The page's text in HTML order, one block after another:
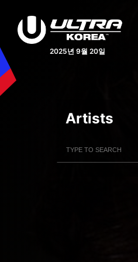
2025년 9월 20일
Artists